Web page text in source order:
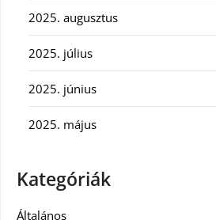
2025. augusztus
2025. július
2025. június
2025. május
Kategóriák
Általános